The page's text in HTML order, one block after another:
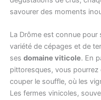
savourer des moments
La Drôme est connue pour
variété de cépages et de
ses domaine viticole. En
pittoresques, vous
couper le souffle, où les
Les fermes vinicoles,